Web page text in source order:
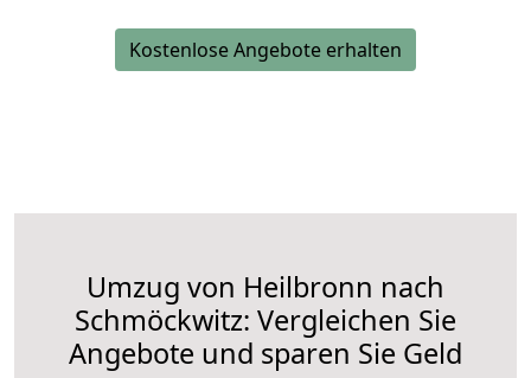
Kostenlose Angebote erhalten
Umzug von Heilbronn nach
Schmöckwitz: Vergleichen Sie
Angebote und sparen Sie Geld